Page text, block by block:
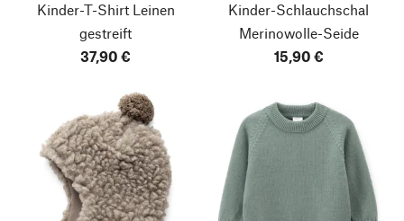
Kinder-T-Shirt Leinen
gestreift
37,90 €
Kinder-Schlauchschal
Merinowolle-Seide
15,90 €